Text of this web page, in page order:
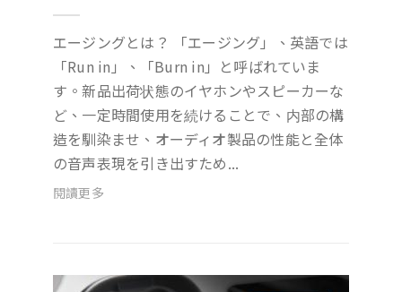
エージングとは？ 「エージング」、英語では
「Run in」、「Burn in」と呼ばれていま
す。新品出荷状態のイヤホンやスピーカーな
ど、一定時間使用を続けることで、内部の構
造を馴染ませ、オーディオ製品の性能と全体
の音声表現を引き出すため...
閱讀更多